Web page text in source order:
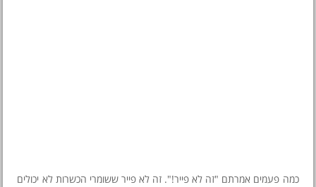
כמה פעמים אמרתם "זה לא פייר!". זה לא פייר ששומרי הכשרות לא יכולים